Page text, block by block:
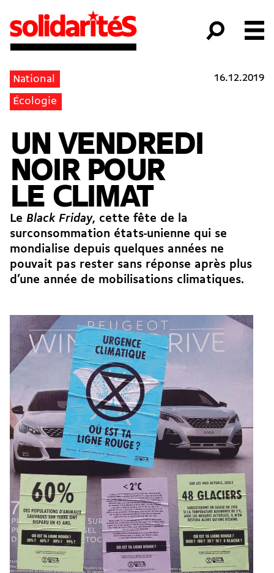
National
Écologie
16.12.2019
UN VENDREDI
NOIR POUR
LE CLIMAT
Le Black Friday, cette fête de la
surconsommation états-unienne qui se
mondialise depuis quelques années ne
pouvait pas rester sans réponse après plus
d’une année de mobilisations climatiques.